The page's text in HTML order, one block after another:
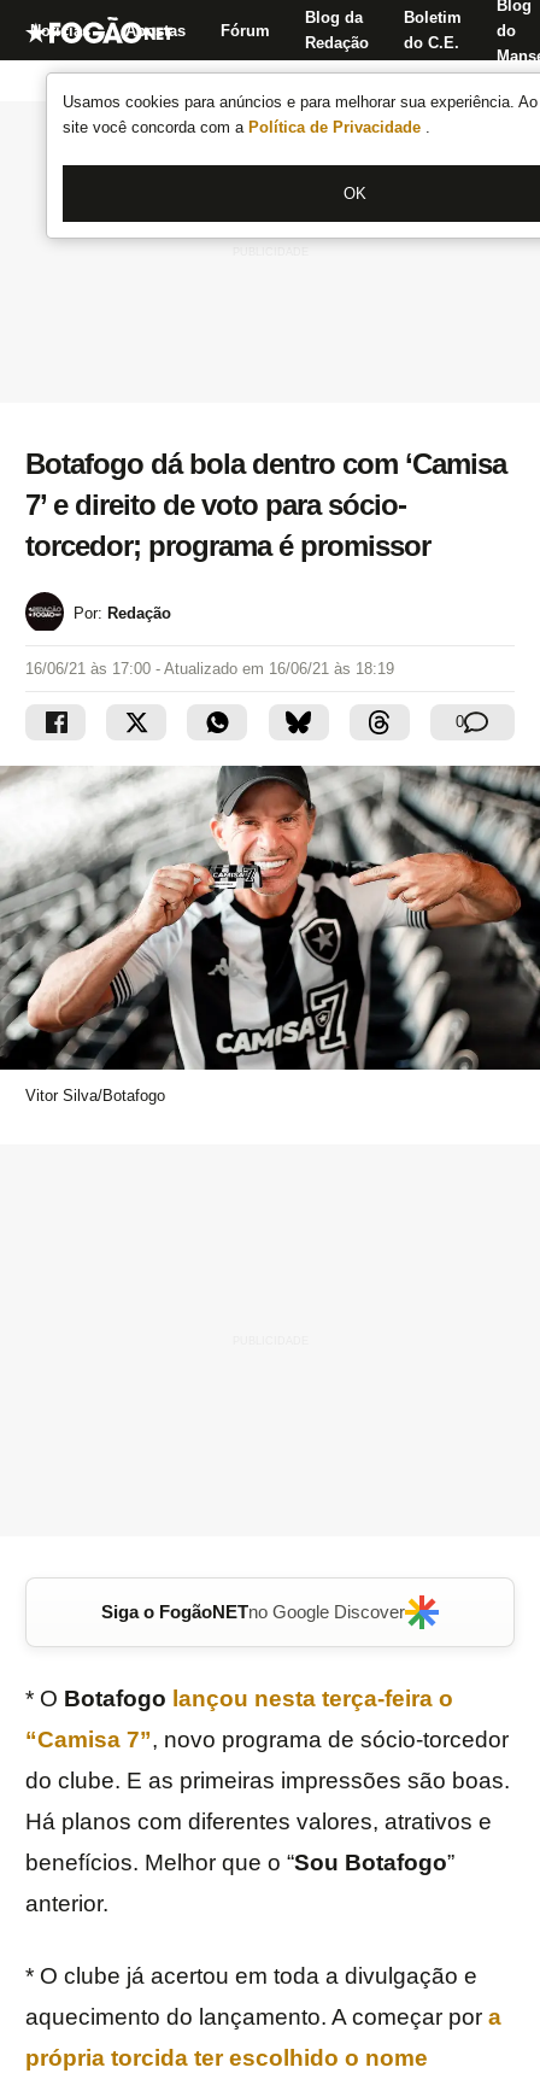
Usamos cookies para anúncios e para melhorar sua experiência.
site você concorda com a Política de Privacidade .
OK
Notícias Apostas Fórum
Blog da
Redação
Boletim
do C.E.
Blog
do
Botafogo dá bola dentro com ‘Camisa
7’ e direito de voto para sócio-
torcedor; programa é promissor
Por: Redação
16/06/21 às 17:00 - Atualizado em 16/06/21 às 18:19
0
Vitor Silva/Botafogo
Siga o FogãoNETno Google Discover
* O Botafogo lançou nesta terça-feira o
“Camisa 7”, novo programa de sócio-torcedor
do clube. E as primeiras impressões são boas.
Há planos com diferentes valores, atrativos e
benefícios. Melhor que o “Sou Botafogo”
anterior.
* O clube já acertou em toda a divulgação e
aquecimento do lançamento. A começar por a
própria torcida ter escolhido o nome